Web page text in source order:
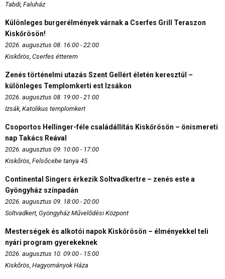
Tabdi, Faluház
Különleges burgerélmények várnak a Cserfes Grill Teraszon
Kiskőrösön!
2026. augusztus 08. 16:00 - 22:00
Kiskőrös, Cserfes étterem
Zenés történelmi utazás Szent Gellért életén keresztül –
különleges Templomkerti est Izsákon
2026. augusztus 08. 19:00 - 21:00
Izsák, Katolikus templomkert
Csoportos Hellinger-féle családállítás Kiskőrösön – önismereti
nap Takács Reával
2026. augusztus 09. 10:00 - 17:00
Kiskőrös, Felsőcebe tanya 45.
Continental Singers érkezik Soltvadkertre – zenés este a
Gyöngyház színpadán
2026. augusztus 09. 18:00 - 20:00
Soltvadkert, Gyöngyház Művelődési Központ
Mesterségek és alkotói napok Kiskőrösön – élményekkel teli
nyári program gyerekeknek
2026. augusztus 10. 09:00 - 15:00
Kiskőrös, Hagyományok Háza